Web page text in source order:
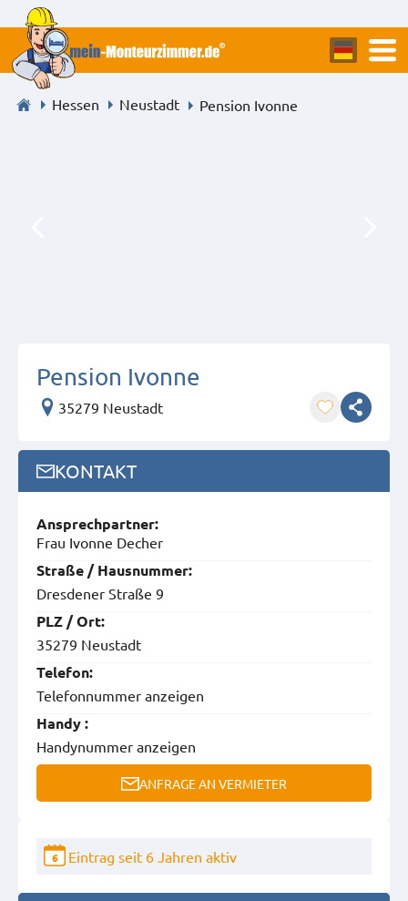
Hessen Neustadt Pension Ivonne
Pension Ivonne
35279 Neustadt
KONTAKT
Ansprech­partner:
Frau Ivonne Decher
Straße / Hausnummer:
Dresdener Straße 9
PLZ / Ort:
35279 Neustadt
Telefon:
Telefonnummer anzeigen
Handy :
Handynummer anzeigen
ANFRAGE AN VERMIETER
6 Eintrag seit 6 Jahren aktiv